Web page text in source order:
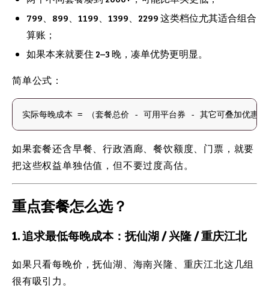
799、899、1199、1399、2299 这类档位尤其适合组合
算账；
如果本来就要住 2–3 晚，凑单优势更明显。
简单公式：
如果套餐还含早餐、行政酒廊、餐饮额度、门票，就要
把这些权益单独估值，但不要过度高估。
重点套餐怎么选？
1. 追求最低每晚成本：抚仙湖 / 兴隆 / 重庆江北
如果只看每晚价，抚仙湖、海南兴隆、重庆江北这几组
很有吸引力。